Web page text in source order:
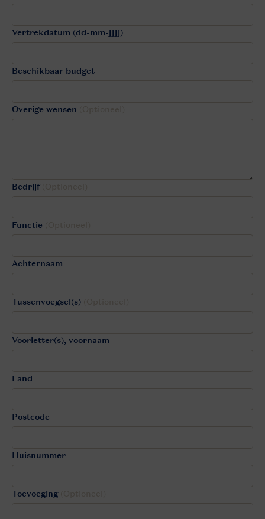
Vertrekdatum (dd-mm-jjjj)
Beschikbaar budget
Overige wensen
Bedrijf
Functie
Achternaam
Tussenvoegsel(s)
Voorletter(s), voornaam
Land
Postcode
Huisnummer
Toevoeging